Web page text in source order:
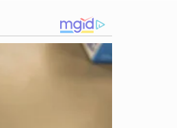
Mulheres, unidade onde recebeu
caso serve como um lembrete
do trabalho de